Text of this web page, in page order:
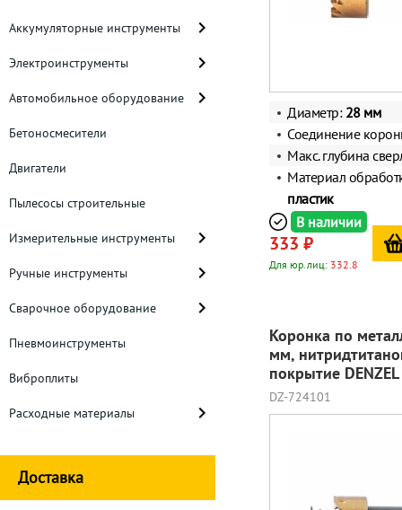
Аккумуляторные инструменты
Электроинструменты
Автомобильное оборудование
Бетоносмесители
Двигатели
Пылесосы строительные
Измерительные инструменты
Ручные инструменты
Сварочное оборудование
Пневмоинструменты
Виброплиты
Расходные материалы
Доставка
Диаметр: 28 мм
Соединение
Макс. глубина
Материал
пластик
В наличии
333 ₽
Для юр.лиц: 332.8
Коронка по
мм,
покрытие
DZ-724101